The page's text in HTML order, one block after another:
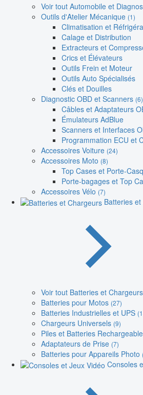
Voir tout Automobile et
Outils d'Atelier Mécanique (1)
Climatisation et
Calage et Distribution
Extracteurs et
Crics et Élévateurs
Outils Frein et Moteur
Outils Auto Spécialisés
Clés et Douilles
Diagnostic OBD et Scanners (6)
Câbles et Adaptateurs
Émulateurs AdBlue
Scanners et Interfaces
Programmation ECU et
Accessoires Voiture (24)
Accessoires Moto (8)
Top Cases et Porte-
Porte-bagages et Top
Accessoires Vélo (7)
Batteries
Voir tout Batteries et Chargeurs
Batteries pour Motos (27)
Batteries Industrielles et UPS
Chargeurs Universels (9)
Piles et Batteries
Adaptateurs de Prise (7)
Batteries pour Appareils Photo
Consoles